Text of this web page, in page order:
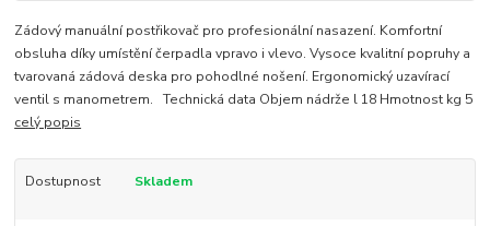
Zádový manuální postřikovač pro profesionální nasazení. Komfortní
obsluha díky umístění čerpadla vpravo i vlevo. Vysoce kvalitní popruhy a
tvarovaná zádová deska pro pohodlné nošení. Ergonomický uzavírací
ventil s manometrem. Technická data Objem nádrže l 18 Hmotnost kg 5
celý popis
Dostupnost Skladem